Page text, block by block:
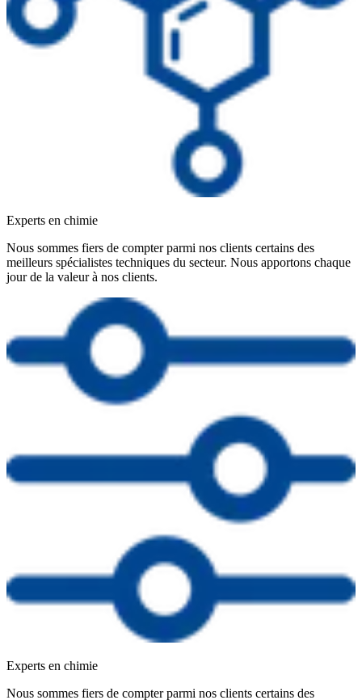
Experts en chimie
Nous sommes fiers de compter parmi nos clients certains des
meilleurs spécialistes techniques du secteur. Nous apportons chaque
jour de la valeur à nos clients.
Experts en chimie
Nous sommes fiers de compter parmi nos clients certains des